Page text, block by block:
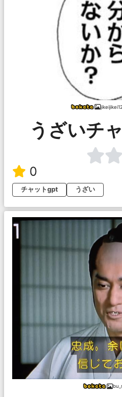
うざいチ
0
チャットgpt
うざい